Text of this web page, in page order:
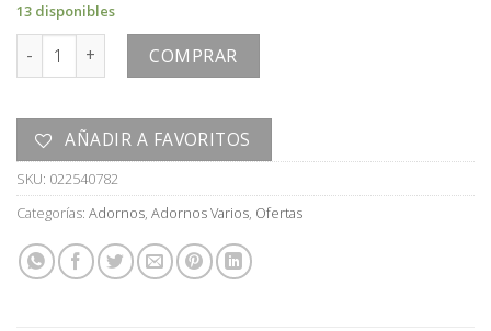
U$S
150,00.
13 disponibles
ADORNO cantidadCOMPRAR
AÑADIR A FAVORITOS
SKU: 022540782
Categorías: Adornos, Adornos Varios, Ofertas